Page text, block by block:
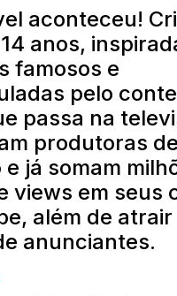
aconteceu!
anos,
famosos e
pelo
passa na
produtoras de
já somam
views em seus
além de atrair
anunciantes.